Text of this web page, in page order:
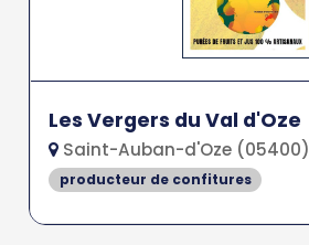
Les Vergers du Val d'Oze
Saint-Auban-d'Oze (05400)
producteur de confitures